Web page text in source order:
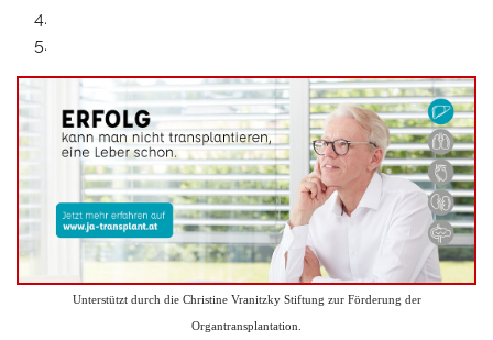
Unterstützt durch die Christine Vranitzky Stiftung zur Förderung der
Organtransplantation.